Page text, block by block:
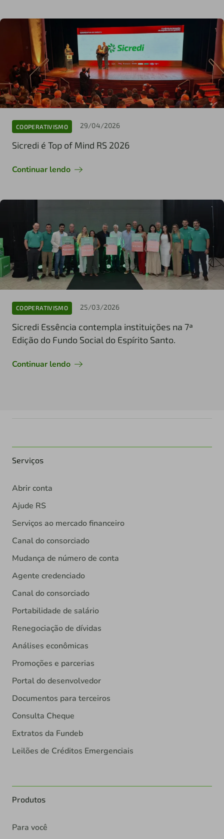
COOPERATIVISMO 29/04/2026
Sicredi é Top of Mind RS 2026
Continuar lendo
COOPERATIVISMO 25/03/2026
Sicredi Essência contempla instituições na 7ª
Edição do Fundo Social do Espírito Santo.
Continuar lendo
Serviços
Abrir conta
Ajude RS
Serviços ao mercado financeiro
Canal do consorciado
Mudança de número de conta
Agente credenciado
Canal do consorciado
Portabilidade de salário
Renegociação de dívidas
Análises econômicas
Promoções e parcerias
Portal do desenvolvedor
Documentos para terceiros
Consulta Cheque
Extratos da Fundeb
Leilões de Créditos Emergenciais
Produtos
Para você